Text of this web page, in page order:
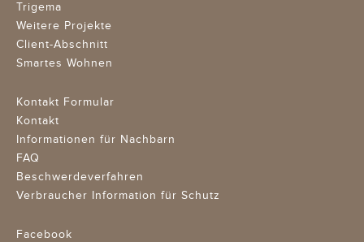
Trigema
Weitere Projekte
Client-Abschnitt
Smartes Wohnen
Kontakt Formular
Kontakt
Informationen für Nachbarn
FAQ
Beschwerdeverfahren
Verbraucher Information für Schutz
Facebook